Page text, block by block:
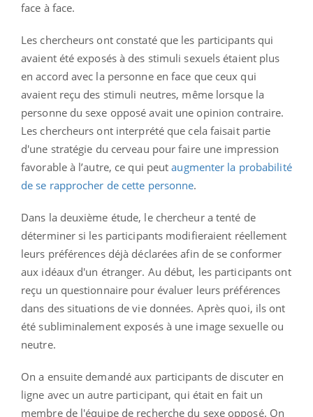
face à face.
Les chercheurs ont constaté que les participants qui
avaient été exposés à des stimuli sexuels étaient plus
en accord avec la personne en face que ceux qui
avaient reçu des stimuli neutres, même lorsque la
personne du sexe opposé avait une opinion contraire.
Les chercheurs ont interprété que cela faisait partie
d'une stratégie du cerveau pour faire une impression
favorable à l’autre, ce qui peutaugmenter la probabilité
de se rapprocher de cette personne.
Dans la deuxième étude, le chercheur a tenté de
déterminer si les participants modifieraient réellement
leurs préférences déjà déclarées afin de se conformer
aux idéaux d'un étranger. Au début, les participants ont
reçu un questionnaire pour évaluer leurs préférences
dans des situations de vie données. Après quoi, ils ont
été subliminalement exposés à une image sexuelle ou
neutre.
On a ensuite demandé aux participants de discuter en
ligne avec un autre participant, qui était en fait un
membre de l'équipe de recherche du sexe opposé. On